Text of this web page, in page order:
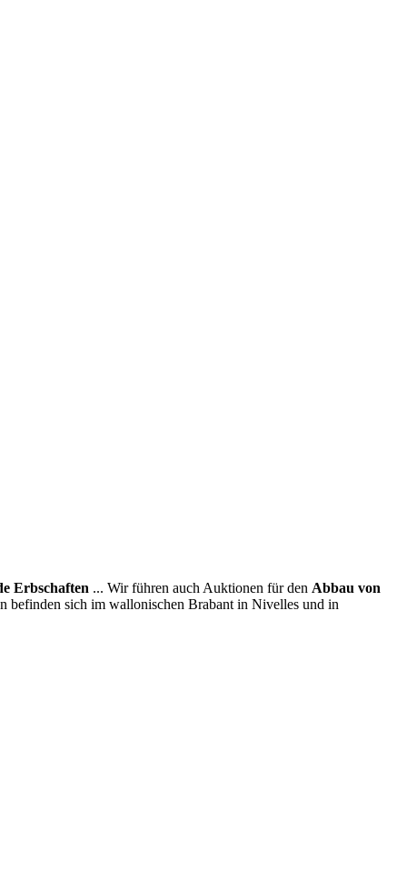
Erbschaften ... Wir führen auch Auktionen für den Abbau von
befinden sich im wallonischen Brabant in Nivelles und in